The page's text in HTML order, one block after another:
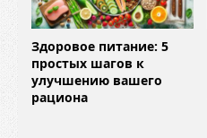
Здоровое питание: 5
простых шагов к
улучшению вашего
рациона